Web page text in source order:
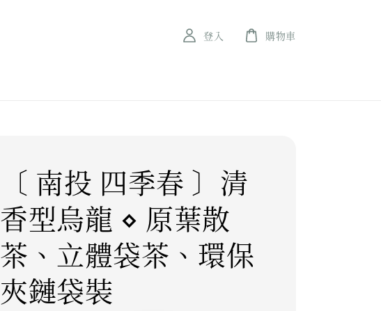
登入 購物車
〔 南投 四季春 〕清
香型烏龍 ⋄ 原葉散
茶、立體袋茶、環保
夾鏈袋裝